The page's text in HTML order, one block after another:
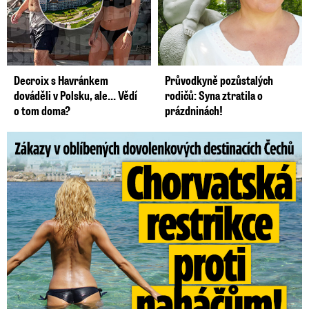
neznámého, teprve poučovaní a informovaní
lidé si podle něj dokážou vytvořit vlastní náhled.
Chovanec po akci Koridor:
Němci plašili, nelegální migranti
„V Praze máme výhodu, můžeme se připravit“
Co by se však v Česku také mělo sledovat, jsou
islamistické postoje, navázal na něj výkonný
ředitel Evropských hodnot Radko Hokovský. Ten
se zabýval ve svém příspěvku islámským
extremismem. Upozorňoval, že různé
Decroix s Havránkem
dováděli v Polsku, ale… Vědí
o tom doma?
Průvodkyně pozůstalých
rodičů: Syna ztratila o
prázdninách!
Zákazy v dovolenkových rájích: Restrikce proti naháčům!